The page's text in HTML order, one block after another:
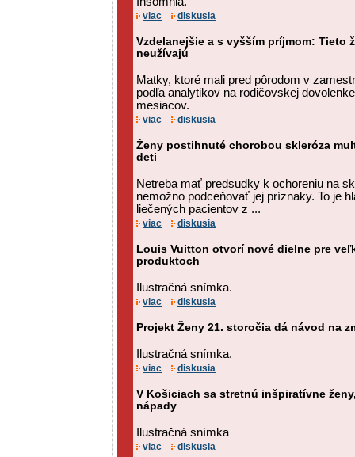
viac diskusia
Vzdelanejšie a s vyšším príjmom: Tieto
neužívajú
Matky, ktoré mali pred pôrodom v
podľa analytikov na rodičovskej
mesiacov.
viac diskusia
Ženy postihnuté chorobou skleróza
deti
Netreba mať predsudky k ochoreniu na
nemožno podceňovať jej príznaky. To je
liečených pacientov z ...
viac diskusia
Louis Vuitton otvorí nové dielne pre
produktoch
Ilustračná snímka.
viac diskusia
Projekt Ženy 21. storočia dá návod na
Ilustračná snímka.
viac diskusia
V Košiciach sa stretnú inšpiratívne
nápady
Ilustračná snímka
viac diskusia